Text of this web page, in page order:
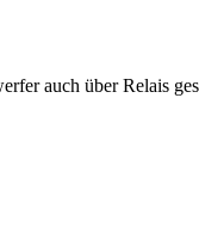
auch über Relais